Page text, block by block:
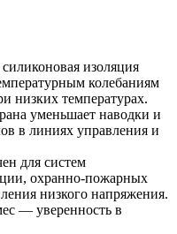
изоляция
колебаниям
низких температурах.
уменьшает наводки и
в линиях управления и
для систем
охранно-пожарных
низкого напряжения.
— уверенность в